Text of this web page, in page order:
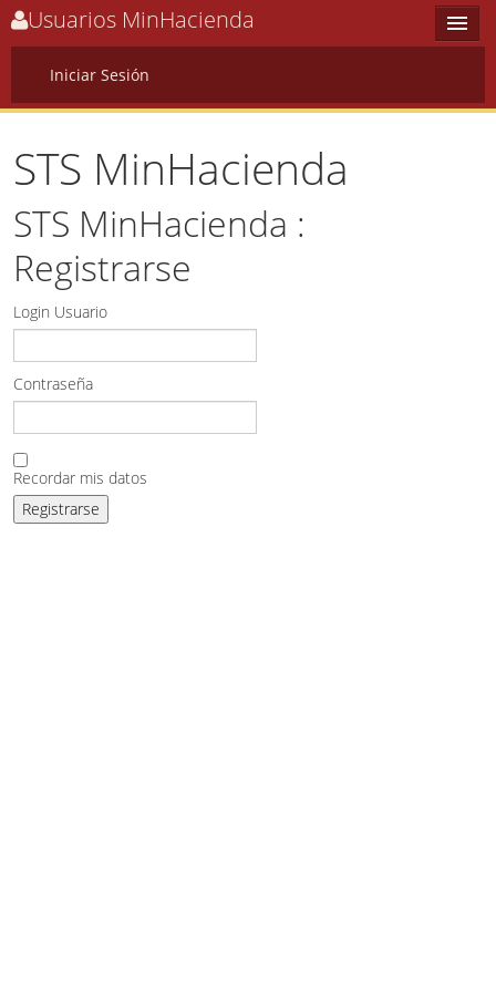
Usuarios MinHacienda
Iniciar Sesión
Home
Sign In
STS MinHacienda
STS MinHacienda :
Registrarse
Login Usuario
Contraseña
Recordar mis datos
Registrarse